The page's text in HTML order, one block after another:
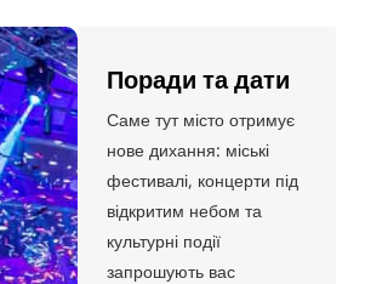
Поради та дати
Саме тут місто отримує
нове дихання: міські
фестивалі, концерти під
відкритим небом та
культурні події
запрошують вас